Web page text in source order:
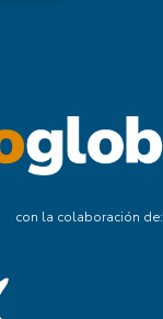
con la colaboración de: